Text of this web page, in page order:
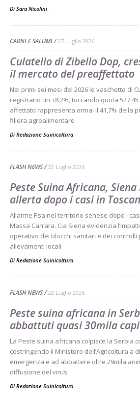
Di Sara Nicolini -
CARNI E SALUMI 27 Luglio 2026
Culatello di Zibello Dop,
il mercato del preaffettato
Nei primi sei mesi del 2026 le vaschette di
registrano un +8,2%, toccando quota
affettato rappresenta ormai il 41,7% della
filiera agroalimentare
Di Redazione Suinicoltura -
FLASH NEWS 22 Luglio 2026
Peste Suina Africana, Siena
allerta dopo i casi in
Allarme Psa nel territorio senese dopo i
Massa Carrara. Cia Siena evidenzia
operativo dei blocchi sanitari e dei controlli
allevamenti locali
Di Redazione Suinicoltura -
FLASH NEWS 22 Luglio 2026
Peste suina africana in
abbattuti quasi 30mila capi
La Peste suina africana colpisce la Serbia
costringendo il Ministero dell’Agricoltura a
emergenza e ad abbattere oltre 29mila
diffusione del virus
Di Redazione Suinicoltura -